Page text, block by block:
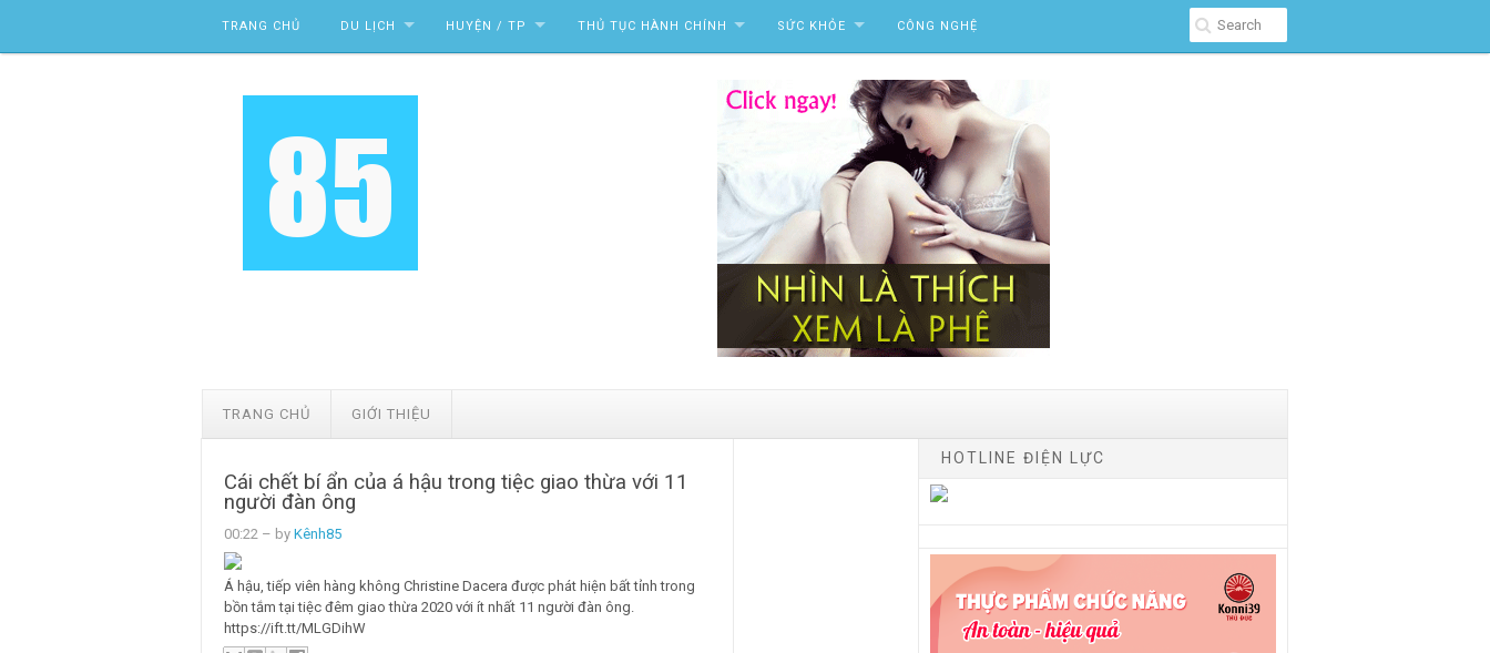
TRANG CHỦ DU LỊCH HUYỆN / TP THỦ TỤC HÀNH CHÍNH SỨC KHỎE CÔNG NGHỆ
TRANG CHỦ GIỚI THIỆU
Cái chết bí ẩn của á hậu trong tiệc giao thừa với 11
người đàn ông
00:22 – by Kênh85
Á hậu, tiếp viên hàng không Christine Dacera được phát hiện bất tỉnh trong
bồn tắm tại tiệc đêm giao thừa 2020 với ít nhất 11 người đàn ông.
https://ift.tt/MLGDihW
HOTLINE ĐIỆN LỰC